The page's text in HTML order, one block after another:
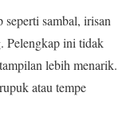
sambal, irisan
Pelengkap ini tidak
lebih menarik.
atau tempe